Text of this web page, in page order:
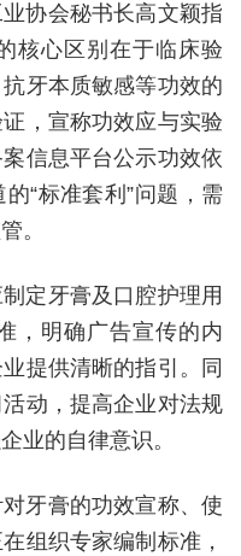
协会秘书长高文颖指
核心区别在于临床验
牙本质敏感等功效的
，宣称功效应与实验
信息平台公示功效依
“标准套利”问题，需
。
定牙膏及口腔护理用
，明确广告宣传的内
提供清晰的指引。同
动，提高企业对法规
业的自律意识。
牙膏的功效宣称、使
组织专家编制标准，